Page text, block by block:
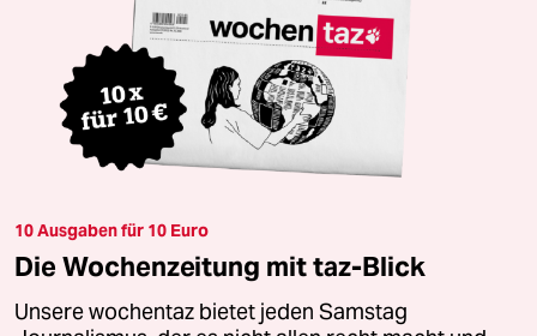
10 Ausgaben für 10 Euro
Die Wochenzeitung mit taz-Blick
Unsere wochentaz bietet jeden Samstag